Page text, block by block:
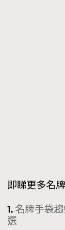
即睇更多名
1. 名牌手袋
選